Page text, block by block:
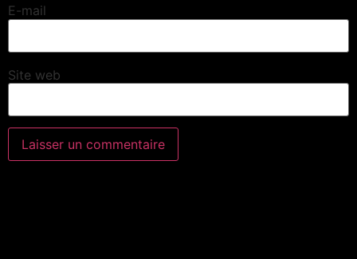
E-mail
Site web